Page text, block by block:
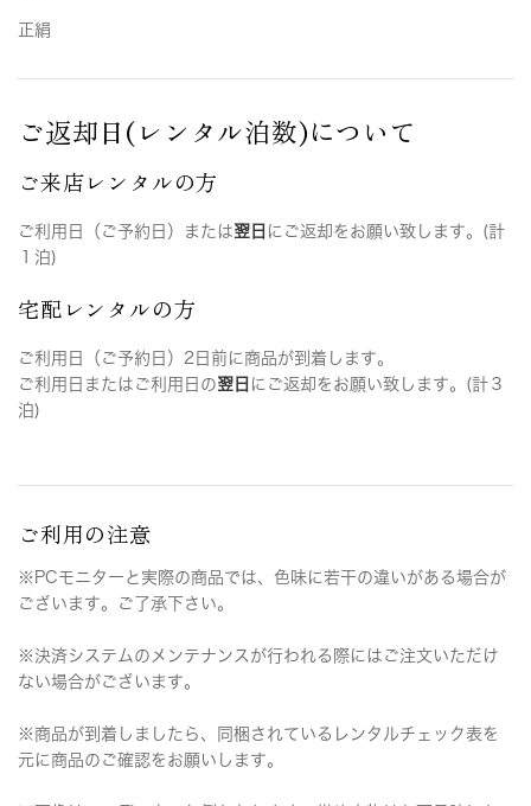
正絹
ご返却日(レンタル泊数)について
ご来店レンタルの方
ご利用日（ご予約日）または翌日 にご返却をお願い致します。(計
１泊)
宅配レンタルの方
ご利用日（ご予約日）2日前に商品が到着します。
ご利用日またはご利用日の翌日 にご返却をお願い致します。(計３
泊)
ご利用の注意
※PCモニターと実際の商品では、色味に若干の違いがある場合が
ございます。ご了承下さい。
※決済システムのメンテナンスが行われる際にはご注文いただけ
ない場合がございます。
※商品が到着しましたら、同梱されているレンタルチェック表を
元に商品のご確認をお願いします。